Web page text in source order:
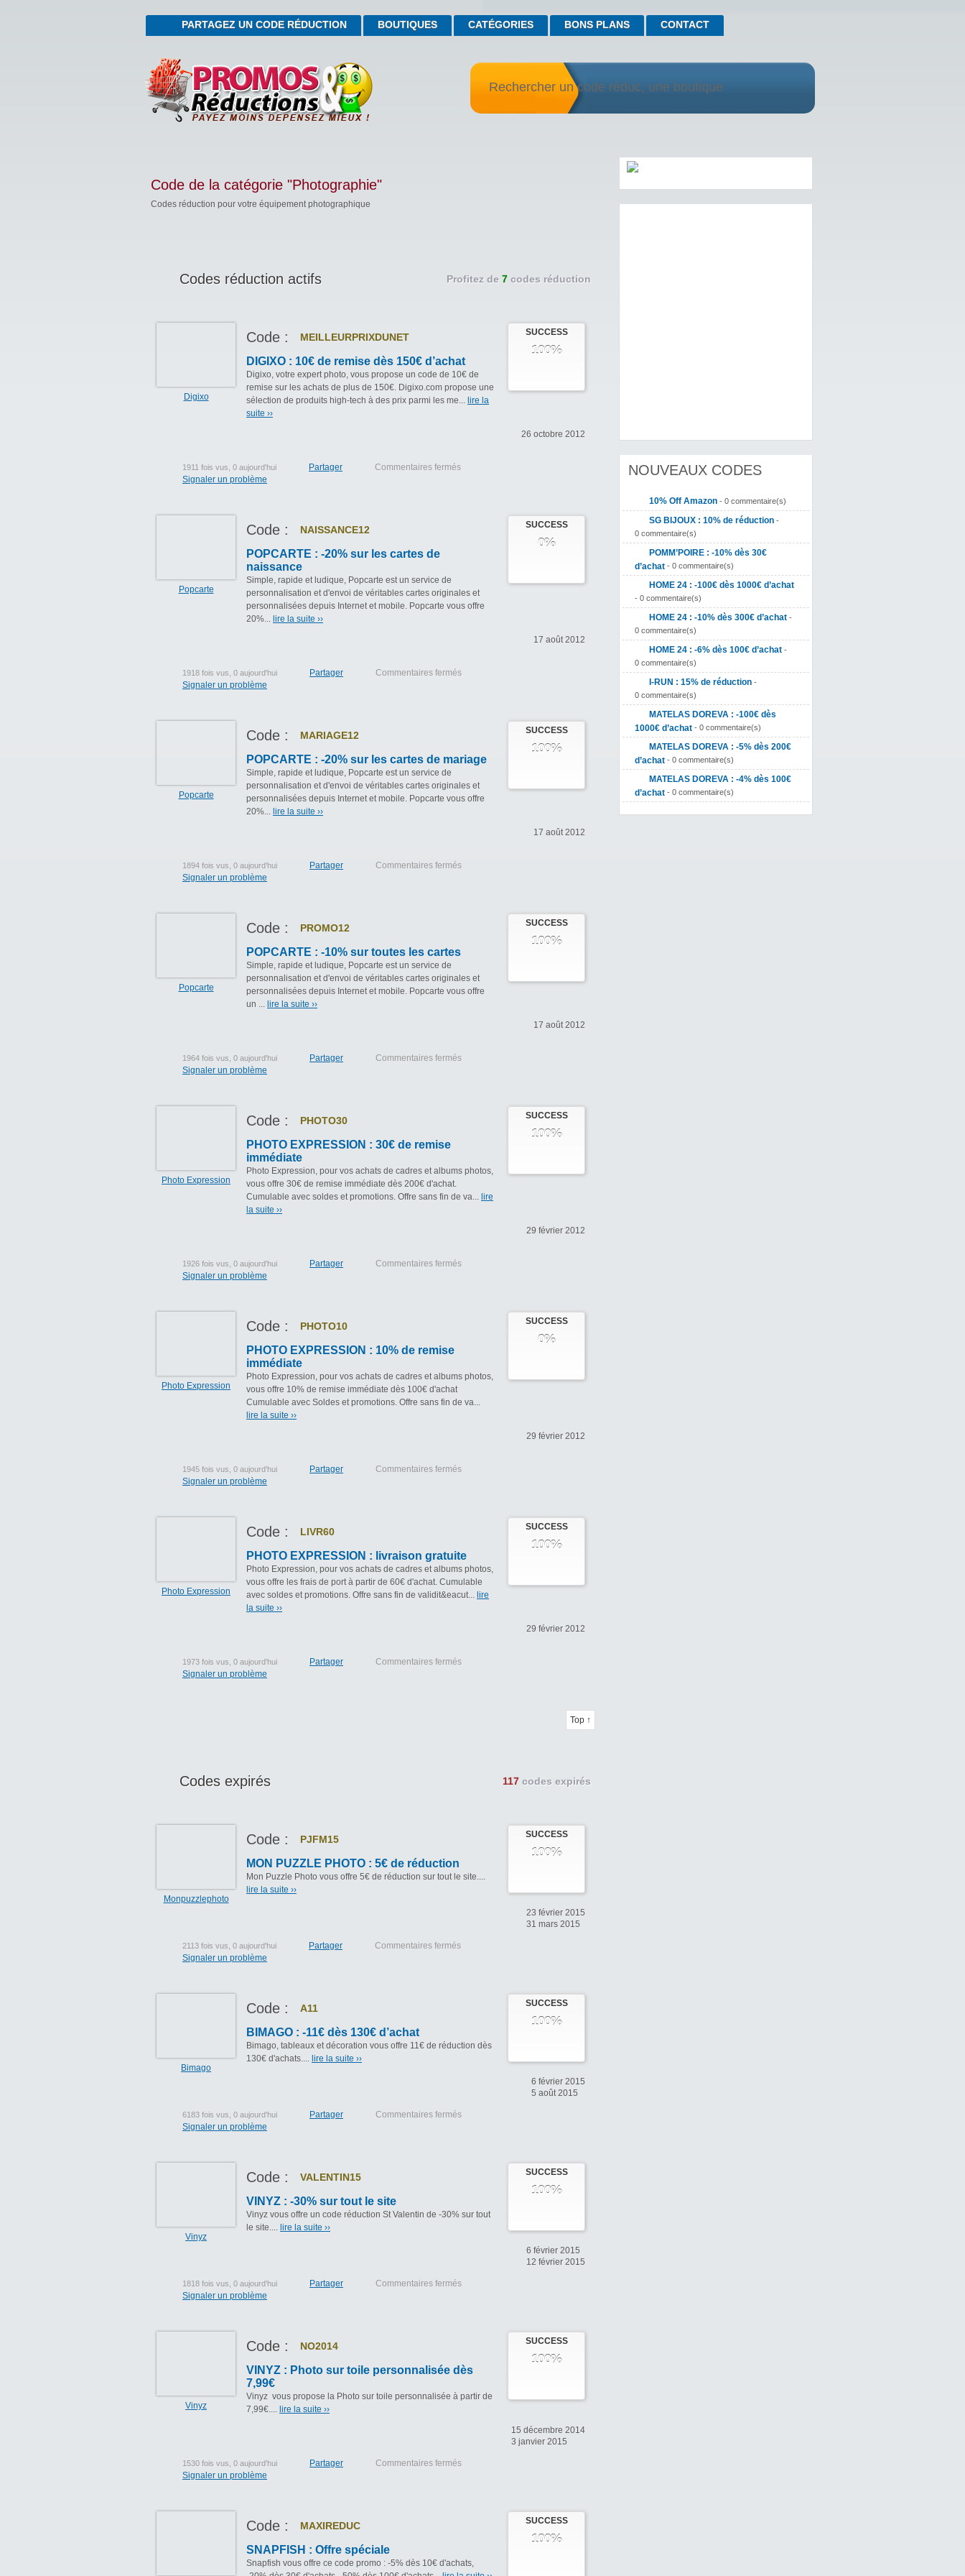
PARTAGEZ UN CODE RÉDUCTION BOUTIQUES CATÉGORIES BONS PLANS CONTACT
Code de la catégorie "Photographie"
Codes réduction pour votre équipement photographique
Codes réduction actifs Profitez de 7 codes réduction
Digixo
SUCCESS
100%
Code : MEILLEURPRIXDUNET
DIGIXO : 10€ de remise dès 150€ d’achat
Digixo, votre expert photo, vous propose un code de 10€ de
remise sur les achats de plus de 150€. Digixo.com propose une
sélection de produits high-tech à des prix parmi les me... lire la
suite ››
26 octobre 2012
1911 fois vus, 0 aujourd'hui Partager
Commentaires fermés
Signaler un problème
Popcarte
SUCCESS
0%
Code : NAISSANCE12
POPCARTE : -20% sur les cartes de
naissance
Simple, rapide et ludique, Popcarte est un service de
personnalisation et d'envoi de véritables cartes originales et
personnalisées depuis Internet et mobile. Popcarte vous offre
20%... lire la suite ››
17 août 2012
1918 fois vus, 0 aujourd'hui Partager
Commentaires fermés
Signaler un problème
Popcarte
SUCCESS
100%
Code : MARIAGE12
POPCARTE : -20% sur les cartes de mariage
Simple, rapide et ludique, Popcarte est un service de
personnalisation et d'envoi de véritables cartes originales et
personnalisées depuis Internet et mobile. Popcarte vous offre
20%... lire la suite ››
17 août 2012
1894 fois vus, 0 aujourd'hui Partager
Commentaires fermés
Signaler un problème
Popcarte
SUCCESS
100%
Code : PROMO12
POPCARTE : -10% sur toutes les cartes
Simple, rapide et ludique, Popcarte est un service de
personnalisation et d'envoi de véritables cartes originales et
personnalisées depuis Internet et mobile. Popcarte vous offre
un ... lire la suite ››
17 août 2012
1964 fois vus, 0 aujourd'hui Partager
Commentaires fermés
Signaler un problème
Photo Expression
SUCCESS
100%
Code : PHOTO30
PHOTO EXPRESSION : 30€ de remise
immédiate
Photo Expression, pour vos achats de cadres et albums photos,
vous offre 30€ de remise immédiate dès 200€ d'achat.
Cumulable avec soldes et promotions. Offre sans fin de va... lire
la suite ››
29 février 2012
1926 fois vus, 0 aujourd'hui Partager
Commentaires fermés
Signaler un problème
Photo Expression
SUCCESS
0%
Code : PHOTO10
PHOTO EXPRESSION : 10% de remise
immédiate
Photo Expression, pour vos achats de cadres et albums photos,
vous offre 10% de remise immédiate dès 100€ d'achat
Cumulable avec Soldes et promotions. Offre sans fin de va...
lire la suite ››
29 février 2012
1945 fois vus, 0 aujourd'hui Partager
Commentaires fermés
Signaler un problème
Photo Expression
SUCCESS
100%
Code : LIVR60
PHOTO EXPRESSION : livraison gratuite
Photo Expression, pour vos achats de cadres et albums photos,
vous offre les frais de port à partir de 60€ d'achat. Cumulable
avec soldes et promotions. Offre sans fin de validit&eacut... lire
la suite ››
29 février 2012
1973 fois vus, 0 aujourd'hui Partager
Commentaires fermés
Signaler un problème
Top ↑
Codes expirés 117 codes expirés
Monpuzzlephoto
SUCCESS
100%
Code : PJFM15
MON PUZZLE PHOTO : 5€ de réduction
Mon Puzzle Photo vous offre 5€ de réduction sur tout le site....
lire la suite ››
23 février 2015
31 mars 2015
2113 fois vus, 0 aujourd'hui Partager
Commentaires fermés
Signaler un problème
Bimago
SUCCESS
100%
Code : A11
BIMAGO : -11€ dès 130€ d’achat
Bimago, tableaux et décoration vous offre 11€ de réduction dès
130€ d'achats.... lire la suite ››
6 février 2015
5 août 2015
6183 fois vus, 0 aujourd'hui Partager
Commentaires fermés
Signaler un problème
Vinyz
SUCCESS
100%
Code : VALENTIN15
VINYZ : -30% sur tout le site
Vinyz vous offre un code réduction St Valentin de -30% sur tout
le site.... lire la suite ››
6 février 2015
12 février 2015
1818 fois vus, 0 aujourd'hui Partager
Commentaires fermés
Signaler un problème
Vinyz
SUCCESS
100%
Code : NO2014
VINYZ : Photo sur toile personnalisée dès
7,99€
Vinyz vous propose la Photo sur toile personnalisée à partir de
7,99€.... lire la suite ››
15 décembre 2014
3 janvier 2015
1530 fois vus, 0 aujourd'hui Partager
Commentaires fermés
Signaler un problème
SUCCESS
100%
Code : MAXIREDUC
SNAPFISH : Offre spéciale
Snapfish vous offre ce code promo : -5% dès 10€ d'achats,
NOUVEAUX CODES
10% Off Amazon - 0 commentaire(s)
SG BIJOUX : 10% de réduction -
0 commentaire(s)
POMM’POIRE : -10% dès 30€
d’achat - 0 commentaire(s)
HOME 24 : -100€ dès 1000€ d’achat
- 0 commentaire(s)
HOME 24 : -10% dès 300€ d’achat -
0 commentaire(s)
HOME 24 : -6% dès 100€ d’achat -
0 commentaire(s)
I-RUN : 15% de réduction -
0 commentaire(s)
MATELAS DOREVA : -100€ dès
1000€ d’achat - 0 commentaire(s)
MATELAS DOREVA : -5% dès 200€
d’achat - 0 commentaire(s)
MATELAS DOREVA : -4% dès 100€
d’achat - 0 commentaire(s)